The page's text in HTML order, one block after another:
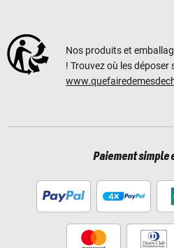
Nos produits et
! Trouvez où les déposer
Paiement simple